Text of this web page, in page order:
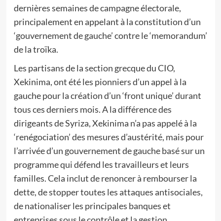
dernières semaines de campagne électorale,
principalement en appelant à la constitution d’un
‘gouvernement de gauche’ contre le ‘memorandum’
de la troïka.
Les partisans de la section grecque du CIO,
Xekinima, ont été les pionniers d’un appel à la
gauche pour la création d’un ‘front unique’ durant
tous ces derniers mois. A la différence des
dirigeants de Syriza, Xekinima n’a pas appelé à la
‘renégociation’ des mesures d’austérité, mais pour
l’arrivée d’un gouvernement de gauche basé sur un
programme qui défend les travailleurs et leurs
familles. Cela inclut de renoncer à rembourser la
dette, de stopper toutes les attaques antisociales,
de nationaliser les principales banques et